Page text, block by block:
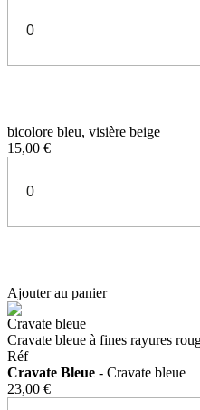
bicolore bleu, visière beige
15,00 €
Ajouter au panier
Cravate bleue
Cravate bleue à fines rayures
Réf
Cravate Bleue - Cravate bleue
23,00 €